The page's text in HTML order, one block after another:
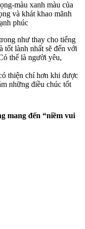
màu xanh màu của
và khát khao mãnh
phúc
như thay cho tiếng
tốt lành nhất sẽ đến với
thể là người yêu,
thiện chí hơn khi được
những điều chúc tốt
mang đến “niềm vui